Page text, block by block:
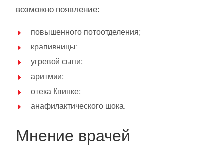
возможно появление:
повышенного потоотделения;
крапивницы;
угревой сыпи;
аритмии;
отека Квинке;
анафилактического шока.
Мнение врачей